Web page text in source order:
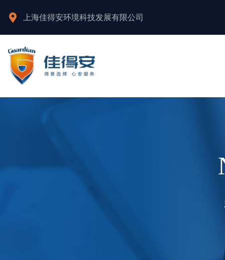
上海佳得安环境科技发展有限公司